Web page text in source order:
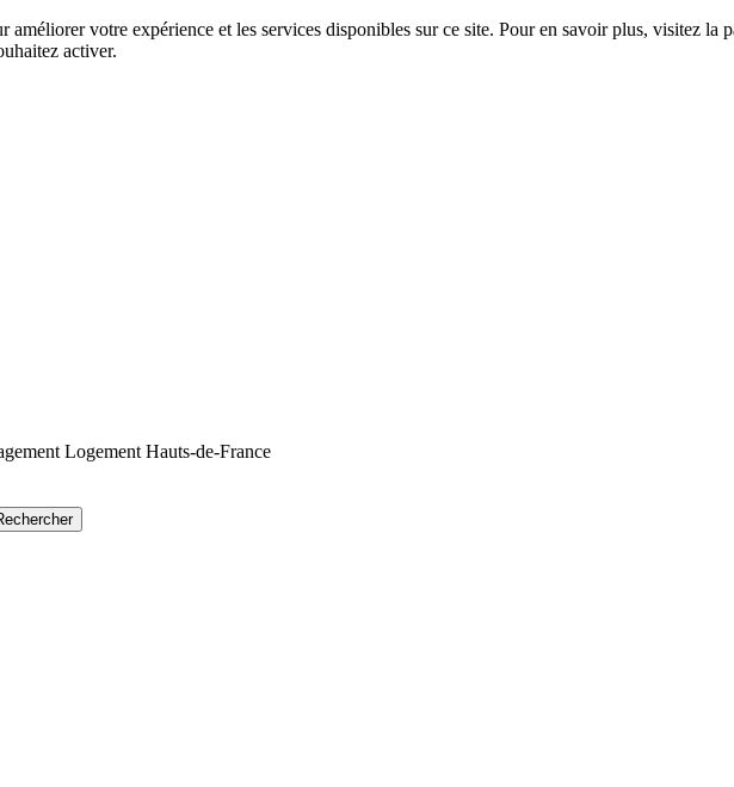
votre expérience et les services disponibles sur ce site. Pour en savoir plus, visitez la
activer.
Logement Hauts-de-France